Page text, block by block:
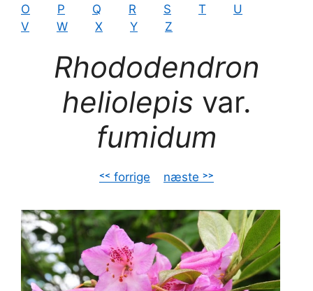
O
P Q R S T
U
V
W X Y Z
Rhododendron
heliolepis var.
fumidum
˂˂ forrige næste ˃˃